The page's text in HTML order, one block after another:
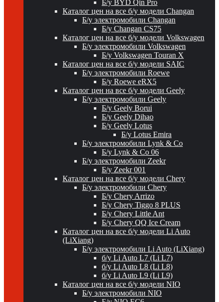
Б/у BYD Qin Pro
Каталог цен на все б/у модели Changan
Б/у электромобили Changan
Б/у Changan CS75
Каталог цен на все б/у модели Volkswagen
Б/у электромобили Volkswagen
Б/у Volkswagen Touran X
Каталог цен на все б/у модели SAIC
Б/у электромобили Roewe
Б/у Roewe eRX5
Каталог цен на все б/у модели Geely
Б/у электромобили Geely
Б/у Geely Borui
Б/у Geely Dihao
Б/у Geely Lotus
Б/у Lotus Emira
Б/у электромобили Lynk & Co
Б/у Lynk & Co 06
Б/у электромобили Zeekr
Б/у Zeekr 001
Каталог цен на все б/у модели Chery
Б/у электромобили Chery
Б/у Chery Arrizo
Б/у Chery Tiggo 8 PLUS
Б/у Chery Little Ant
Б/у Chery QQ Ice Cream
Каталог цен на все б/у модели Li Auto
(LiXiang)
Б/у электромобили Li Auto (LiXiang)
б/у Li Auto L7 (Li L7)
б/у Li Auto L8 (Li L8)
б/у Li Auto L9 (Li L9)
Каталог цен на все б/у модели NIO
Б/у электромобили NIO